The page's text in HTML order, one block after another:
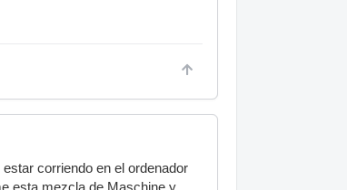
corriendo en el ordenador